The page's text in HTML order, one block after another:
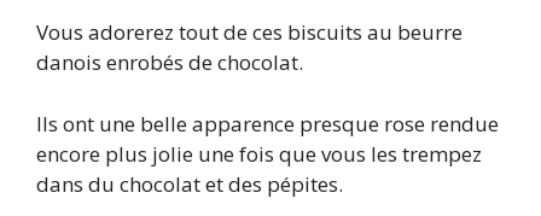
Vous adorerez tout de ces biscuits au beurre
danois enrobés de chocolat.
Ils ont une belle apparence presque rose rendue
encore plus jolie une fois que vous les trempez
dans du chocolat et des pépites.